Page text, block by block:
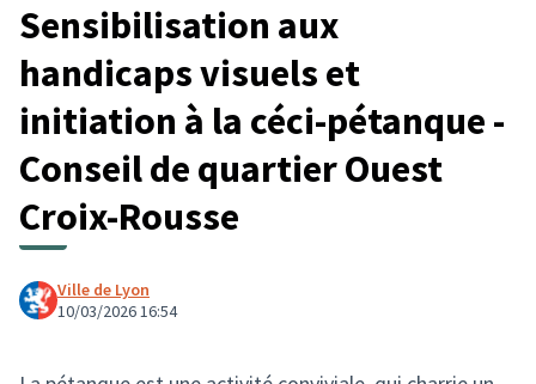
Sensibilisation aux
handicaps visuels et
initiation à la céci-pétanque -
Conseil de quartier Ouest
Croix-Rousse
Ville de Lyon
10/03/2026 16:54